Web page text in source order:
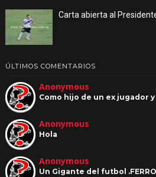
Carta abierta al
ÚLTIMOS COMENTARIOS
Anonymous
Como hijo de un ex jugador
Anonymous
Hola
Anonymous
Un Gigante del futbol